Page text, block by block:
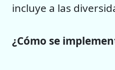
incluye a las
¿Cómo se